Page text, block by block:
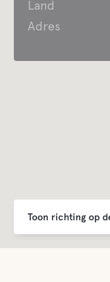
Lifepak
Het hele
Voor kinderen
Speeltuin
Land
Adres
Toon richting op